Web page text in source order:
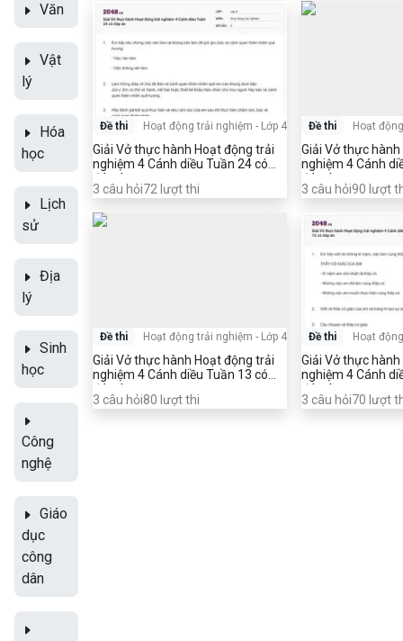
Văn
Vật
lý
Hóa
học
Lịch
sử
Địa
lý
Sinh
học
Công
nghệ
Giáo
dục
công
dân
Đề thi Hoạt động trải nghiệm - Lớp 4
Giải Vở thực hành Hoạt động trải
nghiệm 4 Cánh diều Tuần 24 có
đáp án
3 câu hỏi72 lượt thi
Đề thi Hoạt
Giải Vở thực
nghiệm 4 Cánh
đáp án
3 câu hỏi90 lượt
Đề thi Hoạt động trải nghiệm - Lớp 4
Giải Vở thực hành Hoạt động trải
nghiệm 4 Cánh diều Tuần 13 có
đáp án
3 câu hỏi80 lượt thi
Đề thi Hoạt
Giải Vở thực
nghiệm 4 Cánh
đáp án
3 câu hỏi70 lượt